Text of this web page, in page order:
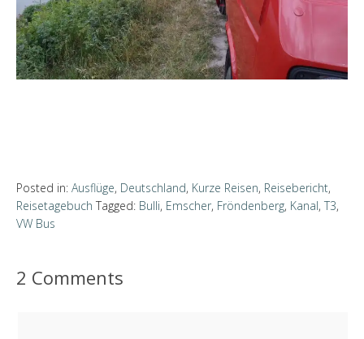
Posted in: Ausflüge, Deutschland, Kurze Reisen, Reisebericht,
Reisetagebuch Tagged: Bulli, Emscher, Fröndenberg, Kanal, T3,
VW Bus
2 Comments